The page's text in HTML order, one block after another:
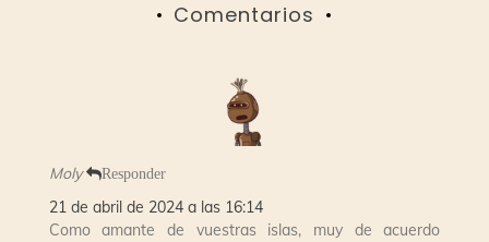
Comentarios
Moly Responder
21 de abril de 2024 a las 16:14
Como amante de vuestras islas, muy de acuerdo